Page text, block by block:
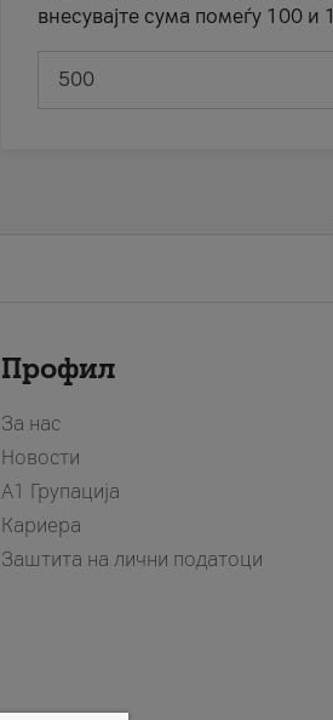
внесувајте сума помеѓу 100 и
Профил
За нас
Новости
А1 Групација
Кариера
Заштита на лични податоци